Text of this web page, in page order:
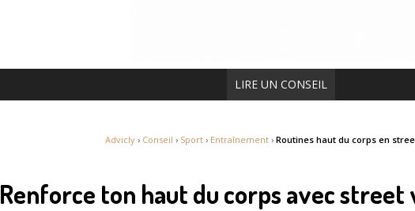
LIRE UN CONSEIL
Advicly › Conseil › Sport › Entraînement › Routines haut du corps en
Renforce ton haut du corps avec